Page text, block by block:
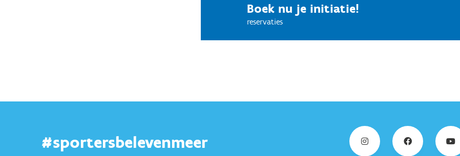
Boek nu je initiatie!
reservaties
#sportersbelevenmeer